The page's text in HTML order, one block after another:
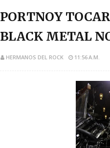
PORTNOY
BLACK METAL
HERMANOS DEL ROCK 11:56 A.M.